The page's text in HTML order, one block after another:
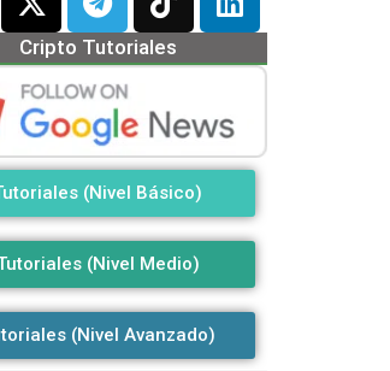
Cripto Tutoriales
(Nivel Básico)
(Nivel Medio)
(Nivel Avanzado)